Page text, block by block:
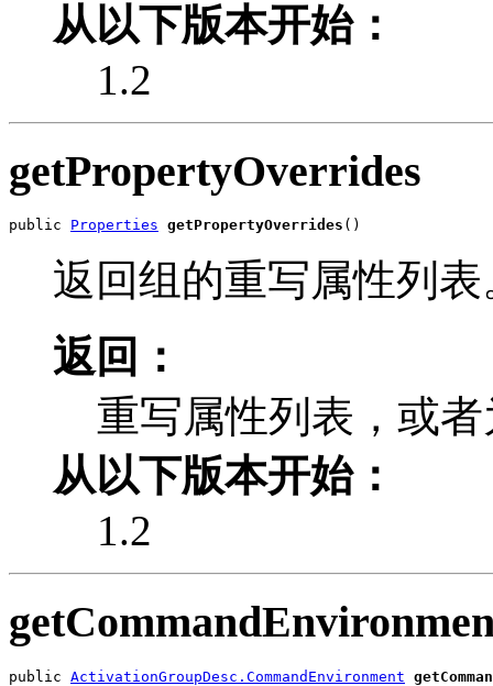
从以下版本开始：
1.2
getPropertyOverrides
public Properties getPropertyOverrides ()
返回组的重写属性列表
返回：
重写属性列表，或
从以下版本开始：
1.2
public ActivationGroupDesc.CommandEnvironment